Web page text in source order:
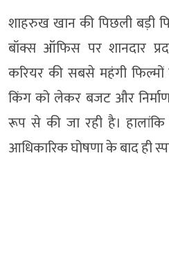
शाहरुख खान की पिछली बड़ी
बॉक्स ऑफिस पर शानदार
करियर की सबसे महंगी फिल्मों
किंग को लेकर बजट और
रूप से की जा रही है।
आधिकारिक घोषणा के बाद ही